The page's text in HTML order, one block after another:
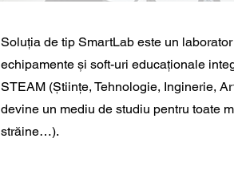
Soluția de tip SmartLab este un
echipamente și soft-uri educaționale
STEAM (Științe, Tehnologie, Inginerie,
devine un mediu de studiu pentru toate
străine…).